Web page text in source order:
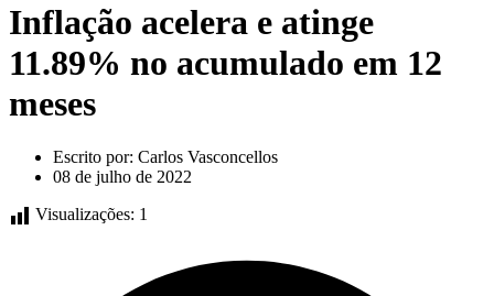
Inflação acelera e atinge
11.89% no acumulado em 12
meses
Escrito por: Carlos Vasconcellos
08 de julho de 2022
Visualizações: 1